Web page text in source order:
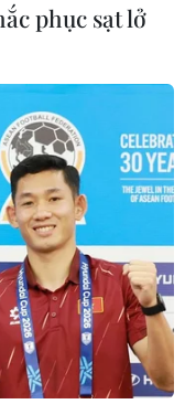
gũi trong
phục sạt lở